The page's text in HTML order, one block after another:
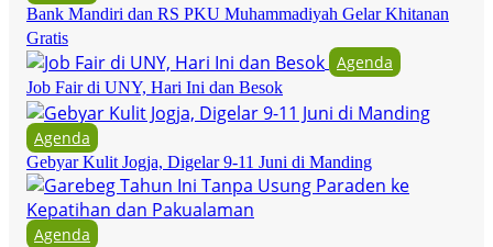
Bank Mandiri dan RS PKU Muhammadiyah Gelar Khitanan
Gratis
Agenda
Job Fair di UNY, Hari Ini dan Besok
Agenda
Gebyar Kulit Jogja, Digelar 9-11 Juni di Manding
Agenda